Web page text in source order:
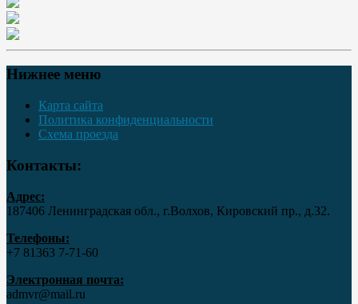
Нижнее меню
Карта сайта
Политика конфиденциальности
Схема проезда
Контакты:
Адрес:
187406 Ленинградская обл., г.Волхов, Кировский пр., д.32.
Телефоны:
+7 81363 7‑71-60
Электронная почта:
admvr@mail.ru